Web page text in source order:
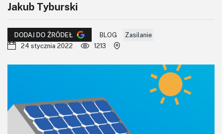
KITy AVT
Kontakt
Magazyny
Jakub Tyburski
DODAJ DO ŹRÓDEŁ BLOG
Zasilanie
24 stycznia 2022
1213